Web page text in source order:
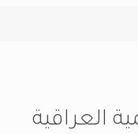
العراقية